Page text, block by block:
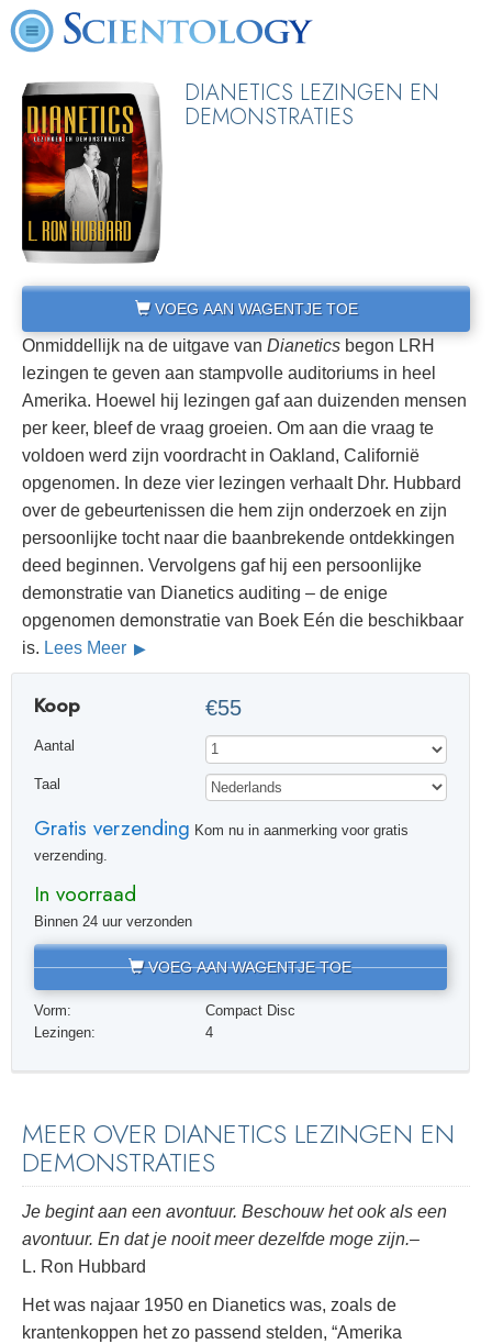
DIANETICS LEZINGEN EN
DEMONSTRATIES
VOEG AAN WAGENTJE TOE
Onmiddellijk na de uitgave van Dianetics begon LRH
lezingen te geven aan stampvolle auditoriums in heel
Amerika. Hoewel hij lezingen gaf aan duizenden mensen
per keer, bleef de vraag groeien. Om aan die vraag te
voldoen werd zijn voordracht in Oakland, Californië
opgenomen. In deze vier lezingen verhaalt Dhr. Hubbard
over de gebeurtenissen die hem zijn onderzoek en zijn
persoonlijke tocht naar die baanbrekende ontdekkingen
deed beginnen. Vervolgens gaf hij een persoonlijke
demonstratie van Dianetics auditing – de enige
opgenomen demonstratie van Boek Eén die beschikbaar
is. Lees Meer
Koop €55
Aantal
Taal
Gratis verzending Kom nu in aanmerking voor gratis
verzending.
In voorraad
Binnen 24 uur verzonden
VOEG AAN WAGENTJE TOE
Vorm:
Compact Disc
Lezingen:
4
MEER OVER DIANETICS LEZINGEN EN
DEMONSTRATIES
Je begint aan een avontuur. Beschouw het ook als een
avontuur. En dat je nooit meer dezelfde moge zijn.–
L. Ron Hubbard
Het was najaar 1950 en Dianetics was, zoals de
krantenkoppen het zo passend stelden, “Amerika